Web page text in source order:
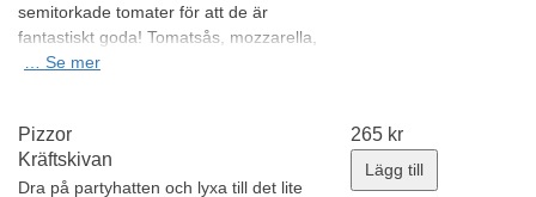
semitorkade tomater för att de är
fantastiskt goda! Tomatsås, mozzarella,
semitorkade tomater & basilika.
Minsta antal: 1 st
Se mer
Pizzor
Kräftskivan
Dra på partyhatten och lyxa till det lite
265 kr
Lägg till